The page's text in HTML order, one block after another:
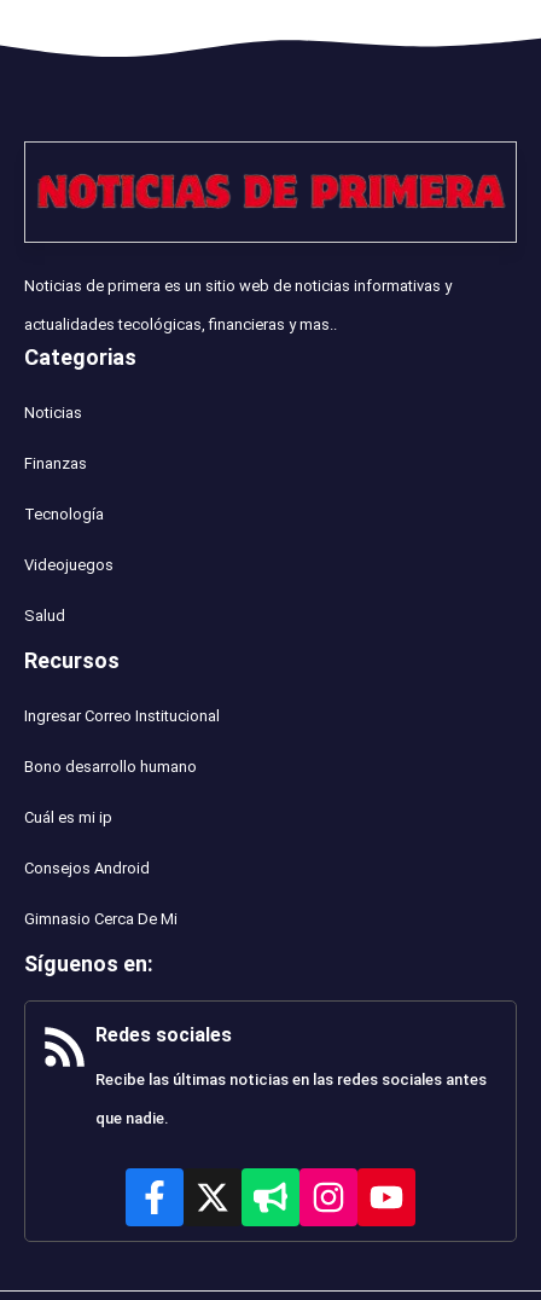
Noticias de primera es un sitio web de noticias informativas y
actualidades tecológicas, financieras y mas..
Categorias
Noticias
Finanzas
Tecnología
Videojuegos
Salud
Recursos
Ingresar Correo Institucional
Bono desarrollo humano
Cuál es mi ip
Consejos Android
Gimnasio Cerca De Mi
Síguenos en:
Redes sociales
Recibe las últimas noticias en las redes sociales antes
que nadie.